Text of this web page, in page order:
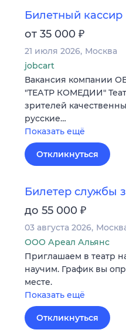
Билетный
от 35 000 ₽
21 июля 2026 Москва
jobcart
Вакансия компании
"ТЕАТР КОМЕДИИ"
зрителей
русские…
Показать ещё
Откликнуться
Билетер службы
до 55 000 ₽
03 августа 2026
ООО Ареал Альянс
Приглашаем в театр
научим. График вы
месте.
Показать ещё
Откликнуться